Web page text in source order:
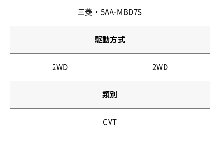
三菱・5AA-MBD7S
駆動方式
2WD 2WD
類別
CVT